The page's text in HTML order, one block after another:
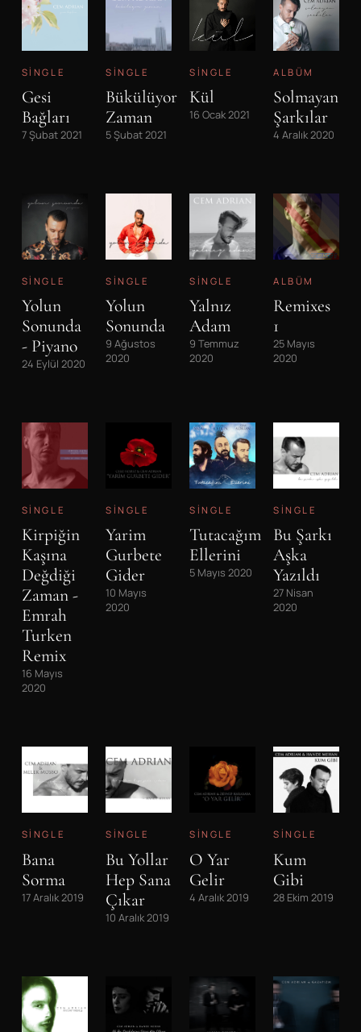
SINGLE
Gesi
Bağları
7 Şubat 2021
SINGLE
Bükülüyor
Zaman
5 Şubat 2021
SINGLE
Kül
16 Ocak 2021
ALBÜM
Solmayan
Şarkılar
4 Aralık 2020
SINGLE
Yolun
Sonunda
- Piyano
24 Eylül 2020
SINGLE
Yolun
Sonunda
9 Ağustos
2020
SINGLE
Yalnız
Adam
9 Temmuz
2020
ALBÜM
Remixes
1
25 Mayıs
2020
SINGLE
Kirpiğin
Kaşına
Değdiği
Zaman -
Emrah
Turken
Remix
16 Mayıs
2020
SINGLE
Yarim
Gurbete
Gider
10 Mayıs
2020
SINGLE
Tutacağım
Ellerini
5 Mayıs 2020
SINGLE
Bu Şarkı
Aşka
Yazıldı
27 Nisan
2020
SINGLE
Bana
Sorma
17 Aralık 2019
SINGLE
Bu Yollar
Hep Sana
Çıkar
10 Aralık 2019
SINGLE
O Yar
Gelir
4 Aralık 2019
SINGLE
Kum
Gibi
28 Ekim 2019